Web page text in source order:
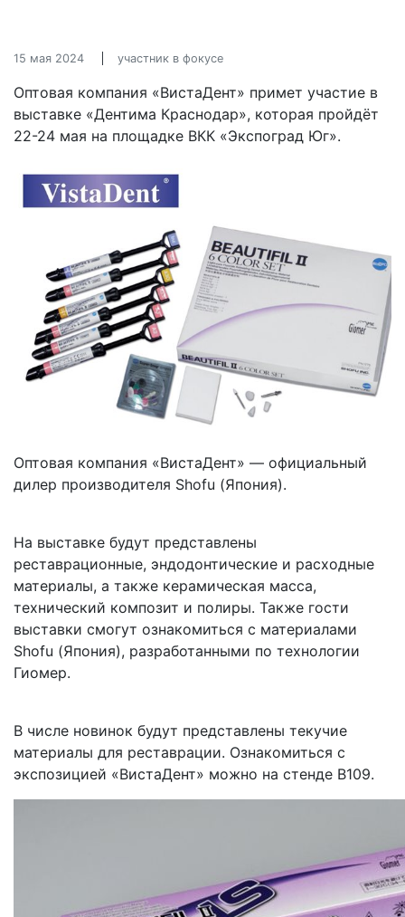
15 мая 2024 участник в фокусе
Оптовая компания «ВистаДент» примет участие в
выставке «Дентима Краснодар», которая пройдёт
22-24 мая на площадке ВКК «Экспоград Юг».
Оптовая компания «ВистаДент» — официальный
дилер производителя Shofu (Япония).
На выставке будут представлены
реставрационные, эндодонтические и расходные
материалы, а также керамическая масса,
технический композит и полиры. Также гости
выставки смогут ознакомиться с материалами
Shofu (Япония), разработанными по технологии
Гиомер.
В числе новинок будут представлены текучие
материалы для реставрации. Ознакомиться с
экспозицией «ВистаДент» можно на стенде B109.